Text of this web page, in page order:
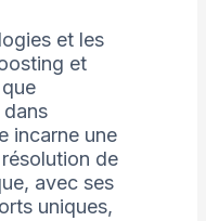
et les
et
dans
incarne une
de
avec ses
uniques,